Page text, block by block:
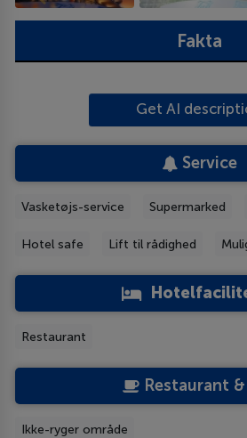
Fakta
Get AI
Service
Vasketøjs-service Supermarked
Hotel safe Lift til rådighed
Restaurant
Restaurant
Ikke-ryger område